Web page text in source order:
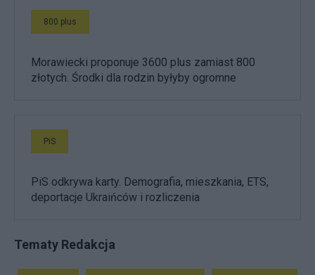
800 plus
Morawiecki proponuje 3600 plus zamiast 800
złotych. Środki dla rodzin byłyby ogromne
PiS
PiS odkrywa karty. Demografia, mieszkania, ETS,
deportacje Ukraińców i rozliczenia
Tematy Redakcja